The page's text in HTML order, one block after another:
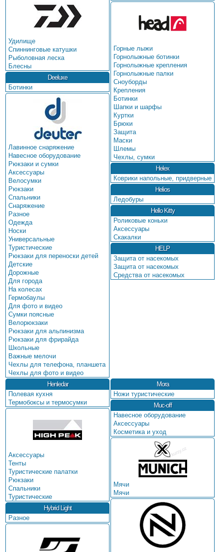
Удилище
Спиннинговые катушки
Рыболовная леска
Блесны
Deeluxe
Ботинки
Лавинное снаряжение
Навесное оборудование
Рюкзаки и сумки
Аксессуары
Велосумки
Рюкзаки
Спальники
Снаряжение
Разное
Одежда
Носки
Универсальные
Туристические
Рюкзаки для переноски детей
Детские
Дорожные
Для города
На колесах
Гермобаулы
Для фото и видео
Сумки поясные
Велорюкзаки
Рюкзаки для альпинизма
Рюкзаки для фрирайда
Школьные
Важные мелочи
Чехлы для телефона, планшета
Чехлы для фото и видео
Горные лыжи
Горнолыжные ботинки
Горнолыжные крепления
Горнолыжные палки
Сноуборды
Крепления
Ботинки
Шапки и шарфы
Куртки
Брюки
Защита
Маски
Шлемы
Чехлы, сумки
Helex
Коврики напольные, придверные
Helios
Ледобуры
Hello Kitty
Роликовые коньки
Аксессуары
Скакалки
HELP
Защита от насекомых
Защита от насекомых
Средства от насекомых
Henledar
Полевая кухня
Термобоксы и термосумки
Аксессуары
Тенты
Туристические палатки
Рюкзаки
Спальники
Туристические
Hybrid Light
Разное
Mora
Ножи туристические
Muc-off
Навесное оборудование
Аксессуары
Косметика и уход
Мячи
Мячи